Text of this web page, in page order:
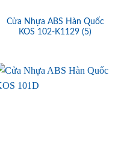
Cửa Nhựa ABS Hàn Quốc
KOS 102-K1129 (5)